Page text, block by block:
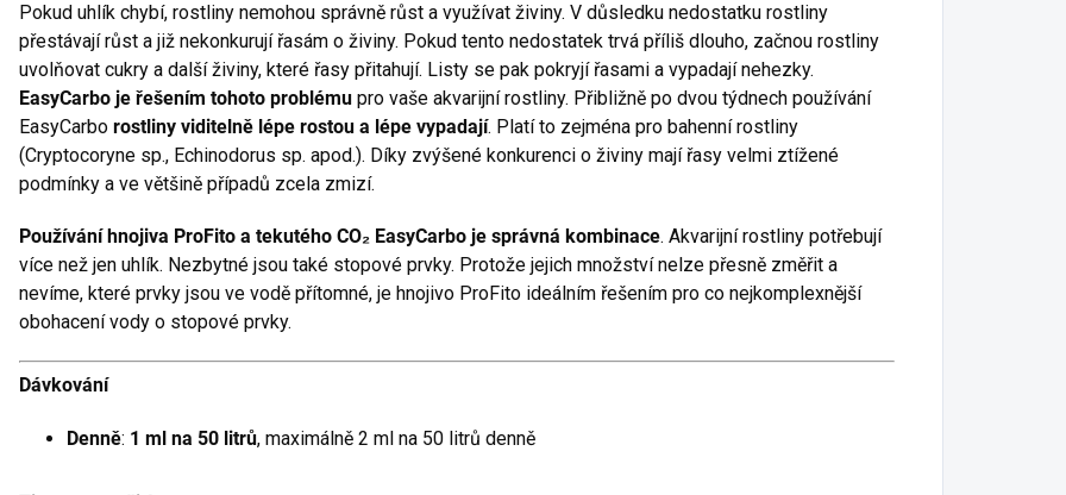
Pokud uhlík chybí, rostliny nemohou správně růst a využívat živiny. V důsledku nedostatku rostliny
přestávají růst a již nekonkurují řasám o živiny. Pokud tento nedostatek trvá příliš dlouho, začnou rostliny
uvolňovat cukry a další živiny, které řasy přitahují. Listy se pak pokryjí řasami a vypadají nehezky.
EasyCarbo je řešením tohoto problému pro vaše akvarijní rostliny. Přibližně po dvou týdnech používání
EasyCarbo rostliny viditelně lépe rostou a lépe vypadají. Platí to zejména pro bahenní rostliny
(Cryptocoryne sp., Echinodorus sp. apod.). Díky zvýšené konkurenci o živiny mají řasy velmi ztížené
podmínky a ve většině případů zcela zmizí.
Používání hnojiva ProFito a tekutého CO₂ EasyCarbo je správná kombinace. Akvarijní rostliny potřebují
více než jen uhlík. Nezbytné jsou také stopové prvky. Protože jejich množství nelze přesně změřit a
nevíme, které prvky jsou ve vodě přítomné, je hnojivo ProFito ideálním řešením pro co nejkomplexnější
obohacení vody o stopové prvky.
Dávkování
Denně: 1 ml na 50 litrů, maximálně 2 ml na 50 litrů denně